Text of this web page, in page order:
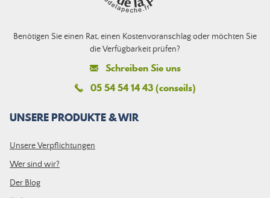
Benötigen Sie einen Rat, einen Kostenvoranschlag oder möchten Sie
die Verfügbarkeit prüfen?
Schreiben Sie uns
05 54 54 14 43 (conseils)
UNSERE PRODUKTE & WIR
Unsere Verpflichtungen
Wer sind wir?
Der Blog